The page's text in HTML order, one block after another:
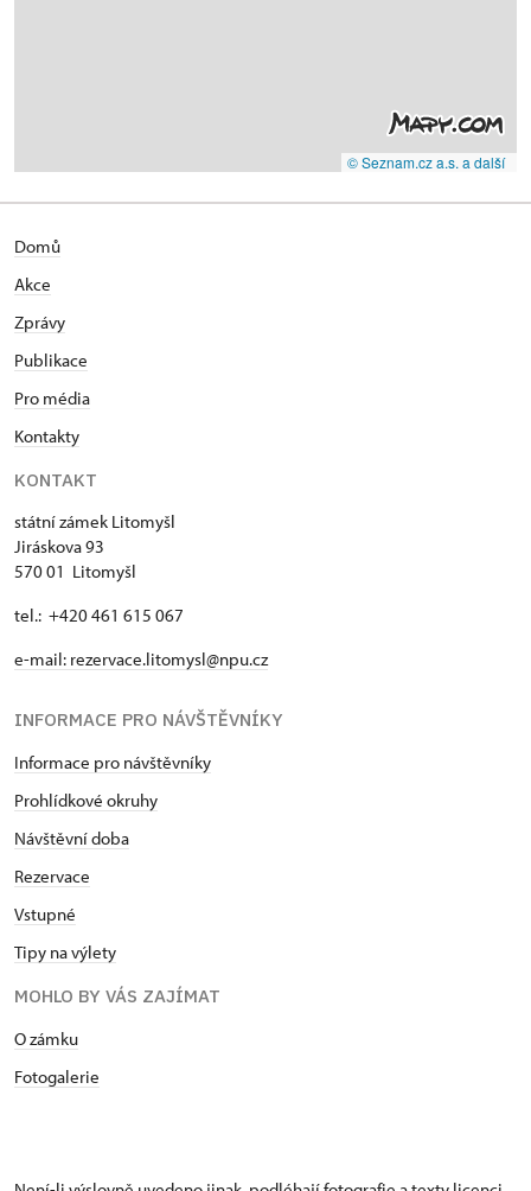
© Seznam.cz a.s. a další
Domů
Akce
Zprávy
Publikace
Pro média
Kontakty
KONTAKT
státní zámek Litomyšl
Jiráskova 93
570 01 Litomyšl
tel.: +420 461 615 067
e-mail: rezervace.litomysl@npu.cz
INFORMACE PRO NÁVŠTĚVNÍKY
Informace pro návštěvníky
Prohlídkové okruhy
Návštěvní doba
Rezervace
Vstupné
Tipy na výlety
MOHLO BY VÁS ZAJÍMAT
O zámku
Fotogalerie